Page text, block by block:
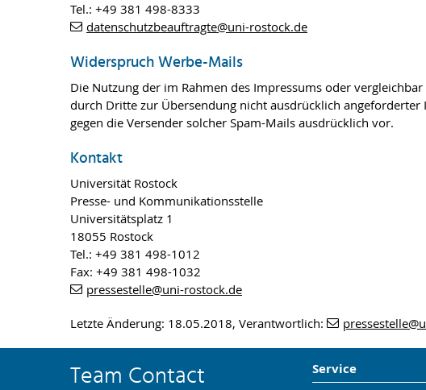
Tel.: +49 381 498-8333
datenschutzbeauftragte@uni-rostock.de
Widerspruch Werbe-Mails
Die Nutzung der im Rahmen des Impressums oder
durch Dritte zur Übersendung nicht ausdrücklich
gegen die Versender solcher Spam-Mails ausdrücklich vor.
Kontakt
Universität Rostock
Presse- und Kommunikationsstelle
Universitätsplatz 1
18055 Rostock
Tel.: +49 381 498-1012
Fax: +49 381 498-1032
pressestelle@uni-rostock.de
Letzte Änderung: 18.05.2018, Verantwortlich: pressestelle
Team Contact Service